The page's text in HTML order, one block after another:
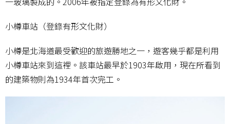
小樽車站（登錄有形文化財）
小樽是北海道最受歡迎的旅遊勝地之一，遊客幾乎都是利用
小樽車站來到這裡。該車站最早於1903年啟用，現在所看到
的建築物則為1934年首次完工。